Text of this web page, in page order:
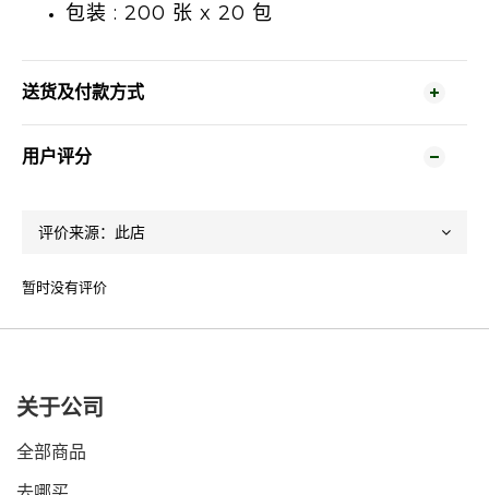
包装 : 200 张 x 20 包
送货及付款方式
用户评分
暂时没有评价
关于公司
全部商品